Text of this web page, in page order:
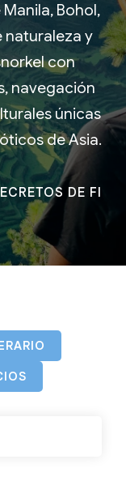
Bohol,
naturaleza y
con
navegación
únicas
de Asia.
DE